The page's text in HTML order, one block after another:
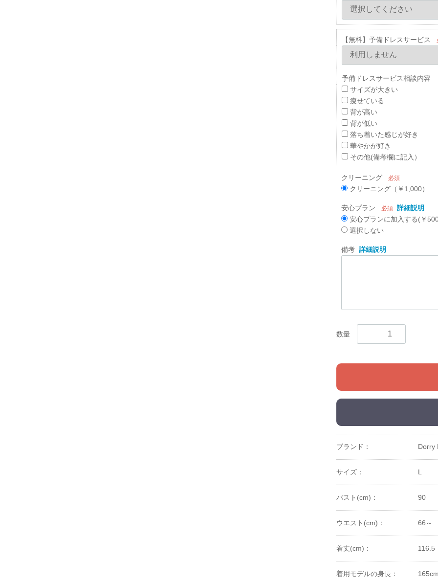
【無料】予備ドレスサービス
予備ドレスサービス相談内
サイズが大きい
痩せている
背が高い
背が低い
落ち着いた感じが好き
華やかが好き
その他(備考欄に記入）
クリーニング 必須
クリーニング（￥1,000）
安心プラン 必須 詳細説明
安心プランに加入する(￥
選択しない
備考 詳細説明
数量
ブランド： Dorry
サイズ： L
バスト(cm)： 90
ウエスト(cm)： 66～
着丈(cm)： 116.5
着用モデルの身長：